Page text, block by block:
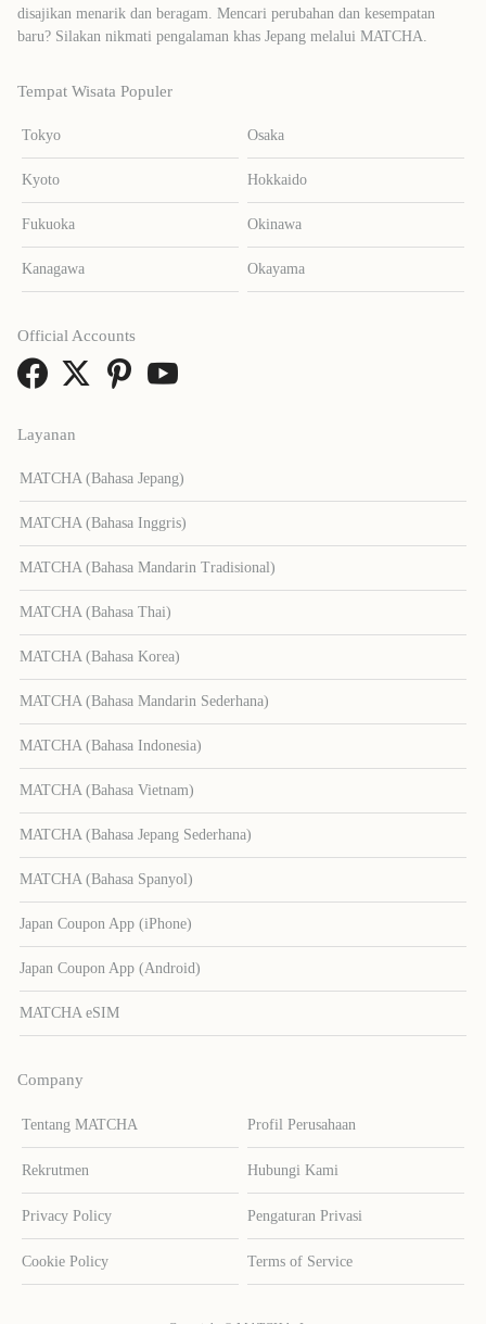
disajikan menarik dan beragam. Mencari perubahan dan kesempatan
baru? Silakan nikmati pengalaman khas Jepang melalui MATCHA.
Tempat Wisata Populer
Tokyo Osaka
Kyoto Hokkaido
Fukuoka Okinawa
Kanagawa Okayama
Layanan
MATCHA (Bahasa Jepang)
MATCHA (Bahasa Inggris)
MATCHA (Bahasa Mandarin Tradisional)
MATCHA (Bahasa Thai)
MATCHA (Bahasa Korea)
MATCHA (Bahasa Mandarin Sederhana)
MATCHA (Bahasa Indonesia)
MATCHA (Bahasa Vietnam)
MATCHA (Bahasa Jepang Sederhana)
MATCHA (Bahasa Spanyol)
Japan Coupon App (iPhone)
Japan Coupon App (Android)
MATCHA eSIM
Company
Tentang MATCHA Profil Perusahaan
Rekrutmen Hubungi Kami
Privacy Policy Pengaturan Privasi
Cookie Policy Terms of Service
Official Accounts